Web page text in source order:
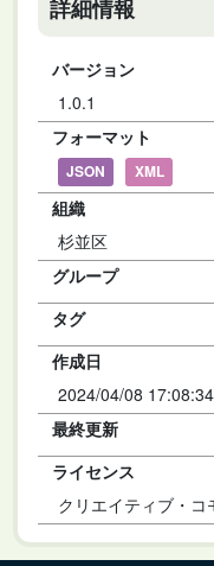
詳細情報
バージョン
1.0.1
フォーマット
JSON XML
組織
杉並区
グループ
タグ
作成日
2024/04/08 17:08:34
最終更新
ライセンス
クリエイティブ・コ